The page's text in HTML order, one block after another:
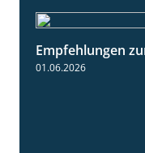
Empfehlungen
01.06.2026